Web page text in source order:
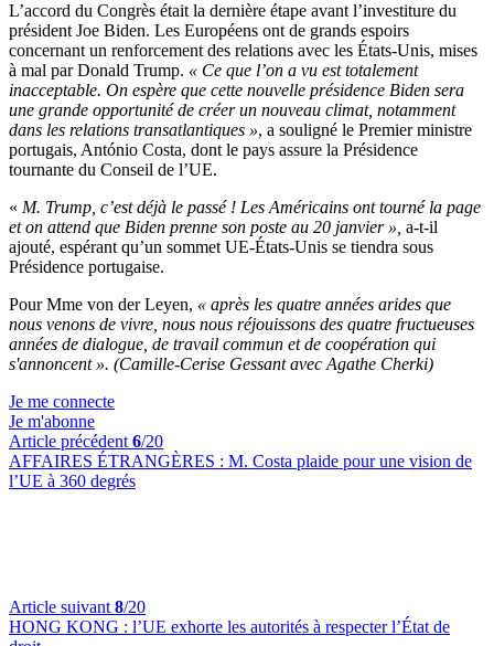
L’accord du Congrès était la dernière étape avant l’investiture du
président Joe Biden. Les Européens ont de grands espoirs
concernant un renforcement des relations avec les États-Unis, mises
à mal par Donald Trump. « Ce que l’on a vu est totalement
inacceptable. On espère que cette nouvelle présidence Biden sera
une grande opportunité de créer un nouveau climat, notamment
dans les relations transatlantiques », a souligné le Premier ministre
portugais, António Costa, dont le pays assure la Présidence
tournante du Conseil de l’UE.
« M. Trump, c’est déjà le passé ! Les Américains ont tourné la page
et on attend que Biden prenne son poste au 20 janvier », a-t-il
ajouté, espérant qu’un sommet UE-États-Unis se tiendra sous
Présidence portugaise.
Pour Mme von der Leyen, « après les quatre années arides que
nous venons de vivre, nous nous réjouissons des quatre fructueuses
années de dialogue, de travail commun et de coopération qui
s'annoncent ». (Camille-Cerise Gessant avec Agathe Cherki)
Je me connecte
Je m'abonne
Article précédent 6/20
AFFAIRES ÉTRANGÈRES : M. Costa plaide pour une vision de
l’UE à 360 degrés
Article suivant 8/20
HONG KONG : l’UE exhorte les autorités à respecter l’État de